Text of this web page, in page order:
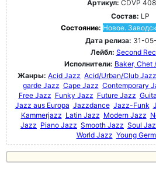
Артикул: CDVP
Состав: LP
Состояние: Новое.
Дата релиза: 31-
Лейбл: Second
Исполнители: Baker, Chet
Жанры: Acid Jazz Acid/Urban/Club Jazz
garde Jazz Cape Jazz Contemporary
Free Jazz Funky Jazz Future Jazz
Jazz aus Europa Jazzdance Jazz-Funk
Kammerjazz Latin Jazz Modern Jazz
Jazz Piano Jazz Smooth Jazz Soul
World Jazz Young